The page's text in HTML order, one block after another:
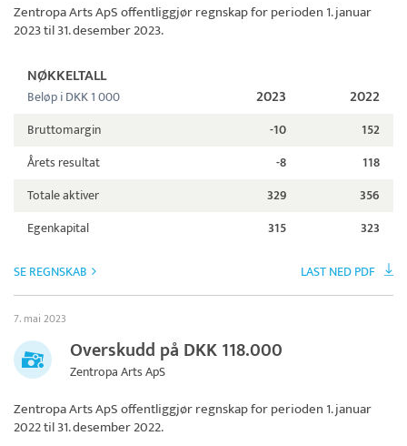
Zentropa Arts ApSoffentliggjør regnskap for perioden 1. januar
2023 til 31. desember 2023.
NØKKELTALL
Beløp i DKK 1 000 2023 2022
Bruttomargin -10
152
Årets resultat
-8
118
Totale aktiver
329
356
Egenkapital
315 323
SE REGNSKAB LAST NED PDF
7. mai 2023
Overskudd på DKK 118.000
Zentropa Arts ApS
Zentropa Arts ApSoffentliggjør regnskap for perioden 1. januar
2022 til 31. desember 2022.